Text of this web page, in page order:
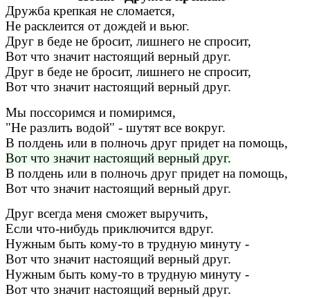
Дружба крепкая не сломается,
Не расклеится от дождей и вьюг.
Друг в беде не бросит, лишнего не спросит,
Вот что значит настоящий верный друг.
Друг в беде не бросит, лишнего не спросит,
Вот что значит настоящий верный друг.
Мы поссоримся и помиримся,
"Не разлить водой" - шутят все вокруг.
В полдень или в полночь друг придет на помощь,
Вот что значит настоящий верный друг.
В полдень или в полночь друг придет на помощь,
Вот что значит настоящий верный друг.
Друг всегда меня сможет выручить,
Если что-нибудь приключится вдруг.
Нужным быть кому-то в трудную минуту -
Вот что значит настоящий верный друг.
Нужным быть кому-то в трудную минуту -
Вот что значит настоящий верный друг.